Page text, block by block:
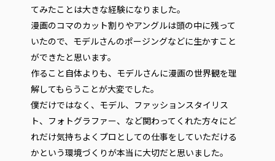
てみたことは大きな経験になりました。
漫画のコマのカット割りやアングルは頭の中に残って
いたので、モデルさんのポージングなどに生かすこと
ができたと思います。
作ること自体よりも、モデルさんに漫画の世界観を理
解してもらうことが大変でした。
僕だけではなく、モデル、ファッションスタイリス
ト、フォトグラファー、など関わってくれた方々にど
れだけ気持ちよくプロとしての仕事をしていただける
かという環境づくりが本当に大切だと思いました。